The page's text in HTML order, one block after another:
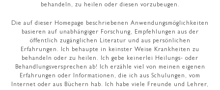
behandeln, zu heilen oder diesen vorzubeugen.
Die auf dieser Homepage beschriebenen Anwendungsmöglichkeiten
basieren auf unabhängiger Forschung, Empfehlungen aus der
öffentlich zugänglichen Literatur und aus persönlichen
Erfahrungen. Ich behaupte in keinster Weise Krankheiten zu
behandeln oder zu heilen. Ich gebe keinerlei Heilungs- oder
Behandlungsversprechen ab! Ich erzähle viel von meinen eigenen
Erfahrungen oder Informationen, die ich aus Schulungen, vom
Internet oder aus Büchern hab. Ich habe viele Freunde und Lehrer,